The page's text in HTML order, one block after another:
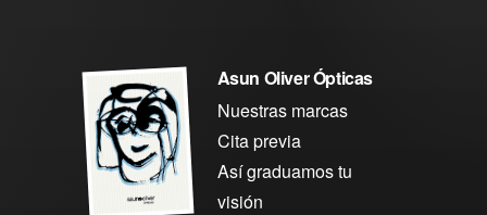
Asun Oliver Ópticas
Nuestras marcas
Cita previa
Así graduamos tu
visión